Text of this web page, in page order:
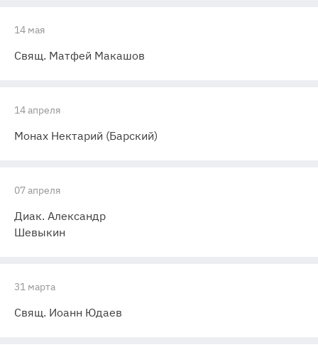
14 мая
Свящ. Матфей Макашов
14 апреля
Монах Нектарий (Барский)
07 апреля
Диак. Александр
Шевыкин
31 марта
Свящ. Иоанн Юдаев